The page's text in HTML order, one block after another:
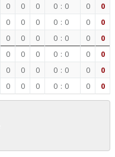
0 0 0 0 : 0 0 0
0 0 0 0 : 0 0 0
0 0 0 0 : 0 0 0
0 0 0 0 : 0 0 0
0 0 0 0 : 0 0 0
0 0 0 0 : 0 0 0